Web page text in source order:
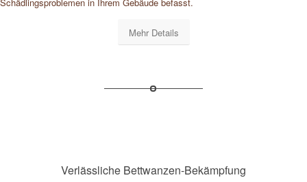
Mehr Details
Verlässliche Bettwanzen-Bekämpfung